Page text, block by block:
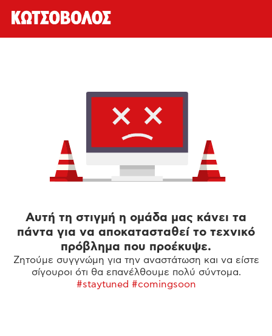
Αυτή τη στιγμή η ομάδα μας κάνει τα
πάντα για να αποκατασταθεί το τεχνικό
πρόβλημα που προέκυψε.
Ζητούμε συγγνώμη για την αναστάτωση και να είστε
σίγουροι ότι θα επανέλθουμε πολύ σύντομα.
#staytuned #comingsoon